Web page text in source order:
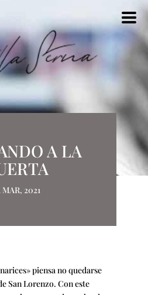
A LA
MAR, 2021
piensa no quedarse
San Lorenzo. Con este